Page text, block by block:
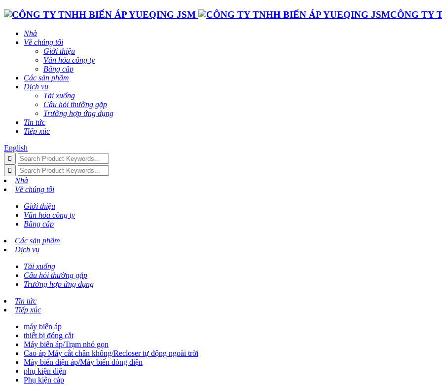
CÔNG TY
Nhà
Về chúng tôi
Giới thiệu
Văn hóa công ty
Bằng cấp
Các sản phẩm
Dịch vụ
Tải xuống
Câu hỏi thường gặp
Trường hợp ứng dụng
Tin tức
Tiếp xúc
English
Nhà
Về chúng tôi
Giới thiệu
Văn hóa công ty
Bằng cấp
Các sản phẩm
Dịch vụ
Tải xuống
Câu hỏi thường gặp
Trường hợp ứng dụng
Tin tức
Tiếp xúc
máy biến áp
thiết bị đóng cắt
Máy biến áp/Trạm nhỏ gọn
Cao áp Máy cắt chân không/Recloser tự động ngoài trời
Máy biến điện áp/Máy biến dòng điện
phụ kiện điện
Phụ kiện cáp